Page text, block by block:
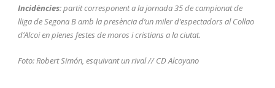
Incidències: partit corresponent a la jornada 35 de campionat de
lliga de Segona B amb la presència d’un miler d’espectadors al Collao
d’Alcoi en plenes festes de moros i cristians a la ciutat.
Foto: Robert Simón, esquivant un rival // CD Alcoyano